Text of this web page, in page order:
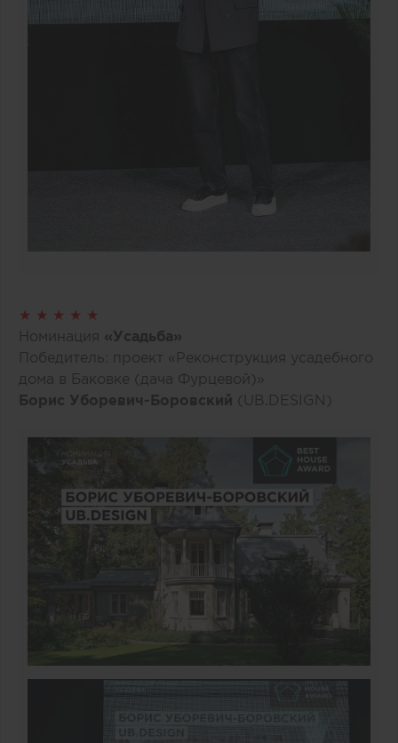
★ ★ ★ ★ ★
Номинация «Усадьба»
Победитель: проект «Реконструкция усадебного
дома в Баковке (дача Фурцевой)»
Борис Уборевич-Боровский (UB.DESIGN)